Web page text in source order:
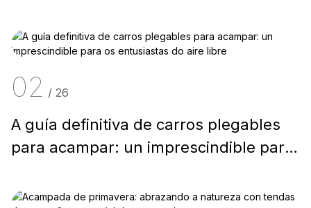
02 / 26
A guía definitiva de carros plegables
para acampar: un imprescindible para